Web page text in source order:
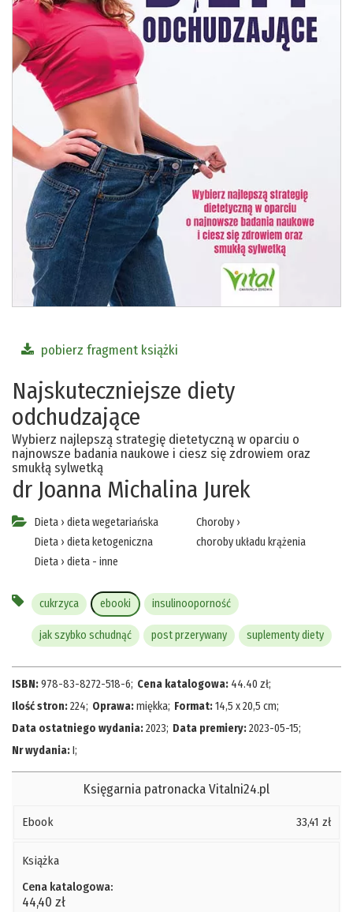
pobierz fragment książki
Najskuteczniejsze diety
odchudzające
Wybierz najlepszą strategię dietetyczną w oparciu o
najnowsze badania naukowe i ciesz się zdrowiem oraz
smukłą sylwetką
dr Joanna Michalina Jurek
Dieta › dieta wegetariańska
Dieta › dieta ketogeniczna
Dieta › dieta - inne
Choroby›
choroby układu krążenia
cukrzyca ebooki insulinooporność
jak szybko schudnąć post przerywany suplementy diety
ISBN:978-83-8272-518-6; Cena katalogowa: 44.40 zł;
Ilość stron:224; Oprawa:miękka; Format:14,5 x 20,5 cm;
Data ostatniego wydania:2023; Data premiery:2023-05-15;
Nr wydania:I;
Księgarnia patronacka Vitalni24.pl
Ebook 33,41 zł
Książka
Cena katalogowa:
44,40 zł